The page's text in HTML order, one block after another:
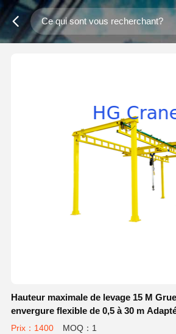
Hauteur maximale de levage 15 M
envergure flexible de 0,5 à 30 m
applications industrielles
Prix：1400 MOQ：1